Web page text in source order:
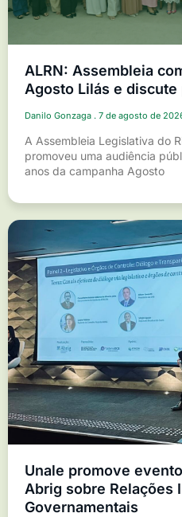
ALRN: Assembleia
Agosto Lilás e
Danilo Gonzaga 7 de agosto de
A Assembleia Legislativa do
promoveu uma audiência
anos da campanha Agosto
Unale promove
Abrig sobre Relações
Governamentais